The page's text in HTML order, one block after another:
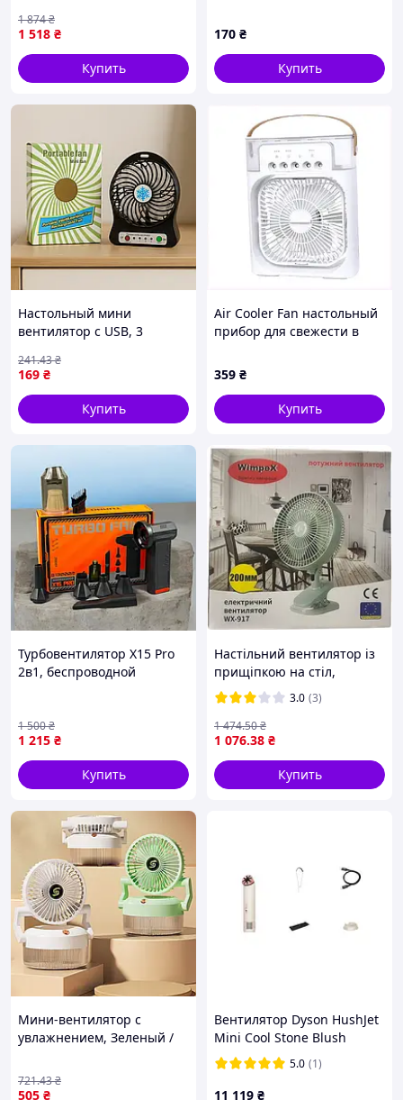
1 518 ₴
1 874₴
Купить
170 ₴
Купить
Настольный мини
вентилятор с USB, 3
Портативный
аккумуляторный
вентилятор
169 ₴
241.43₴
Купить
Air Cooler Fan настольный
прибор для свежести в
359 ₴
Купить
Турбовентилятор X15 Pro
2в1, беспроводной
1 215 ₴
1 500₴
Купить
Настільний вентилятор із
прищіпкою на стіл,
полицю Wimpex WX 917
3.0 (3)
1 076.38 ₴
1 474.50₴
Купить
Мини-вентилятор с
увлажнением, Зеленый /
Увлажнитель вентилятор
бытовой,
505 ₴
721.43₴
Вентилятор Dyson HushJet
Mini Cool Stone Blush
(641013-01, 641014-01)
5.0 (1)
11 119 ₴